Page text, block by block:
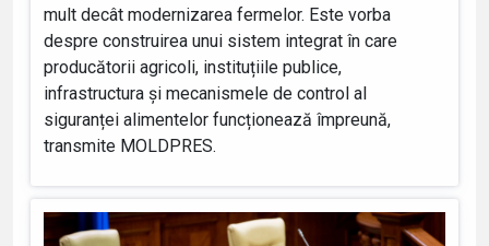
mult decât modernizarea fermelor. Este vorba
despre construirea unui sistem integrat în care
producătorii agricoli, instituțiile publice,
infrastructura și mecanismele de control al
siguranței alimentelor funcționează împreună,
transmite MOLDPRES.